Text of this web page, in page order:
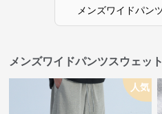
メンズワイドパン
メンズワイドパンツスウェッ
人気